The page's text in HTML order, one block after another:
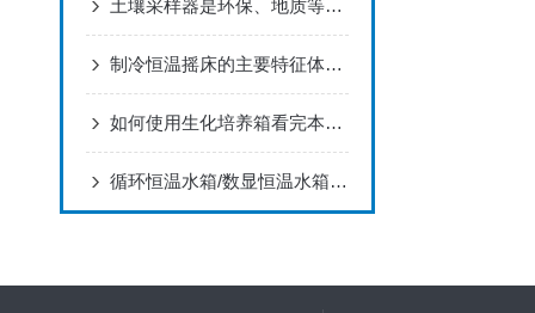
土壤采样器是环保、地质等行业土壤取样理想工具
制冷恒温摇床的主要特征体现在哪些方面
如何使用生化培养箱看完本篇你就知道了
循环恒温水箱/数显恒温水箱选购参考：定制能力、售后与性价比综合对比